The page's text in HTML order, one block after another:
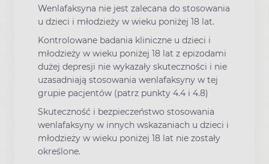
Wenlafaksyna nie jest zalecana do stosowania
u dzieci i młodzieży w wieku poniżej 18 lat.
Kontrolowane badania kliniczne u dzieci i
młodzieży w wieku poniżej 18 lat z epizodami
dużej depresji nie wykazały skuteczności i nie
uzasadniają stosowania wenlafaksyny w tej
grupie pacjentów (patrz punkty 4.4 i 4.8)
Skuteczność i bezpieczeństwo stosowania
wenlafaksyny w innych wskazaniach u dzieci i
młodzieży w wieku poniżej 18 lat nie zostały
określone.